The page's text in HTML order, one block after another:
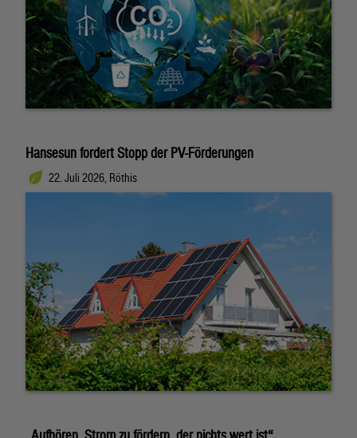
Hansesun fordert Stopp der PV-Förderungen
22. Juli 2026, Röthis